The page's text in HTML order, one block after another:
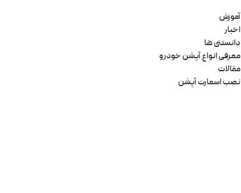
آموزش
اخبار
دانستنی ها
معرفی انواع آپشن خودرو
مقالات
نصب اسمارت آپشن